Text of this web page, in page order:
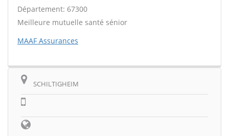
Département: 67300
Meilleure mutuelle santé sénior
MAAF Assurances
SCHILTIGHEIM